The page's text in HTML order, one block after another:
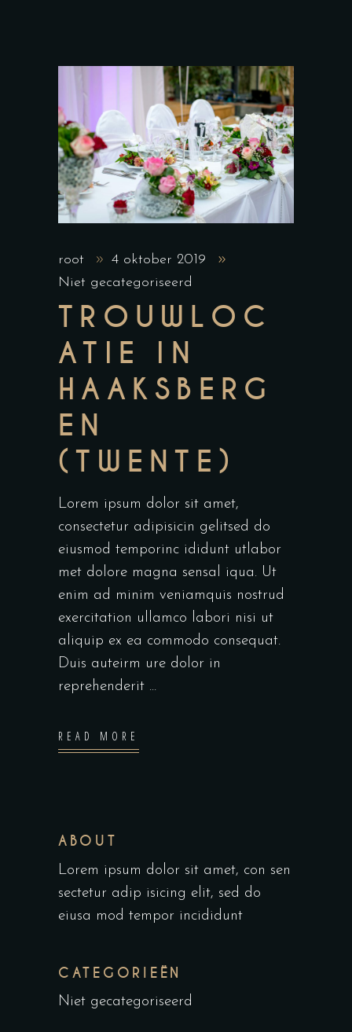
root
4 oktober 2019
Niet gecategoriseerd
TROUWLOC
ATIE IN
HAAKSBERG
EN
(TWENTE)
Lorem ipsum dolor sit amet,
consectetur adipisicin gelitsed do
eiusmod temporinc ididunt utlabor
met dolore magna sensal iqua. Ut
enim ad minim veniamquis nostrud
exercitation ullamco labori nisi ut
aliquip ex ea commodo consequat.
Duis auteirm ure dolor in
reprehenderit
READ MORE
ABOUT
Lorem ipsum dolor sit amet, con sen
sectetur adip isicing elit, sed do
eiusa mod tempor incididunt
CATEGORIEËN
Niet gecategoriseerd